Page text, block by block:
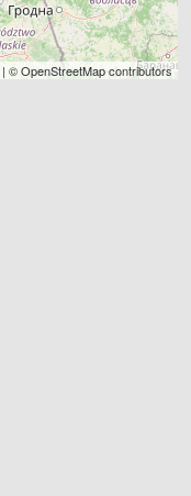
| ©OpenStreetMapcontributors